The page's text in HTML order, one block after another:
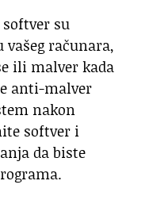
su
računara,
ili malver kada
anti-malver
nakon
softver i
da biste